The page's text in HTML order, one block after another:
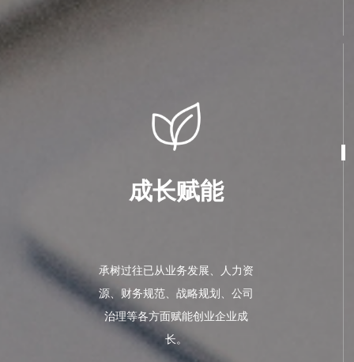
成长赋能
承树过往已从业务发展、人力资
源、财务规范、战略规划、公司
治理等各方面赋能创业企业成
长。